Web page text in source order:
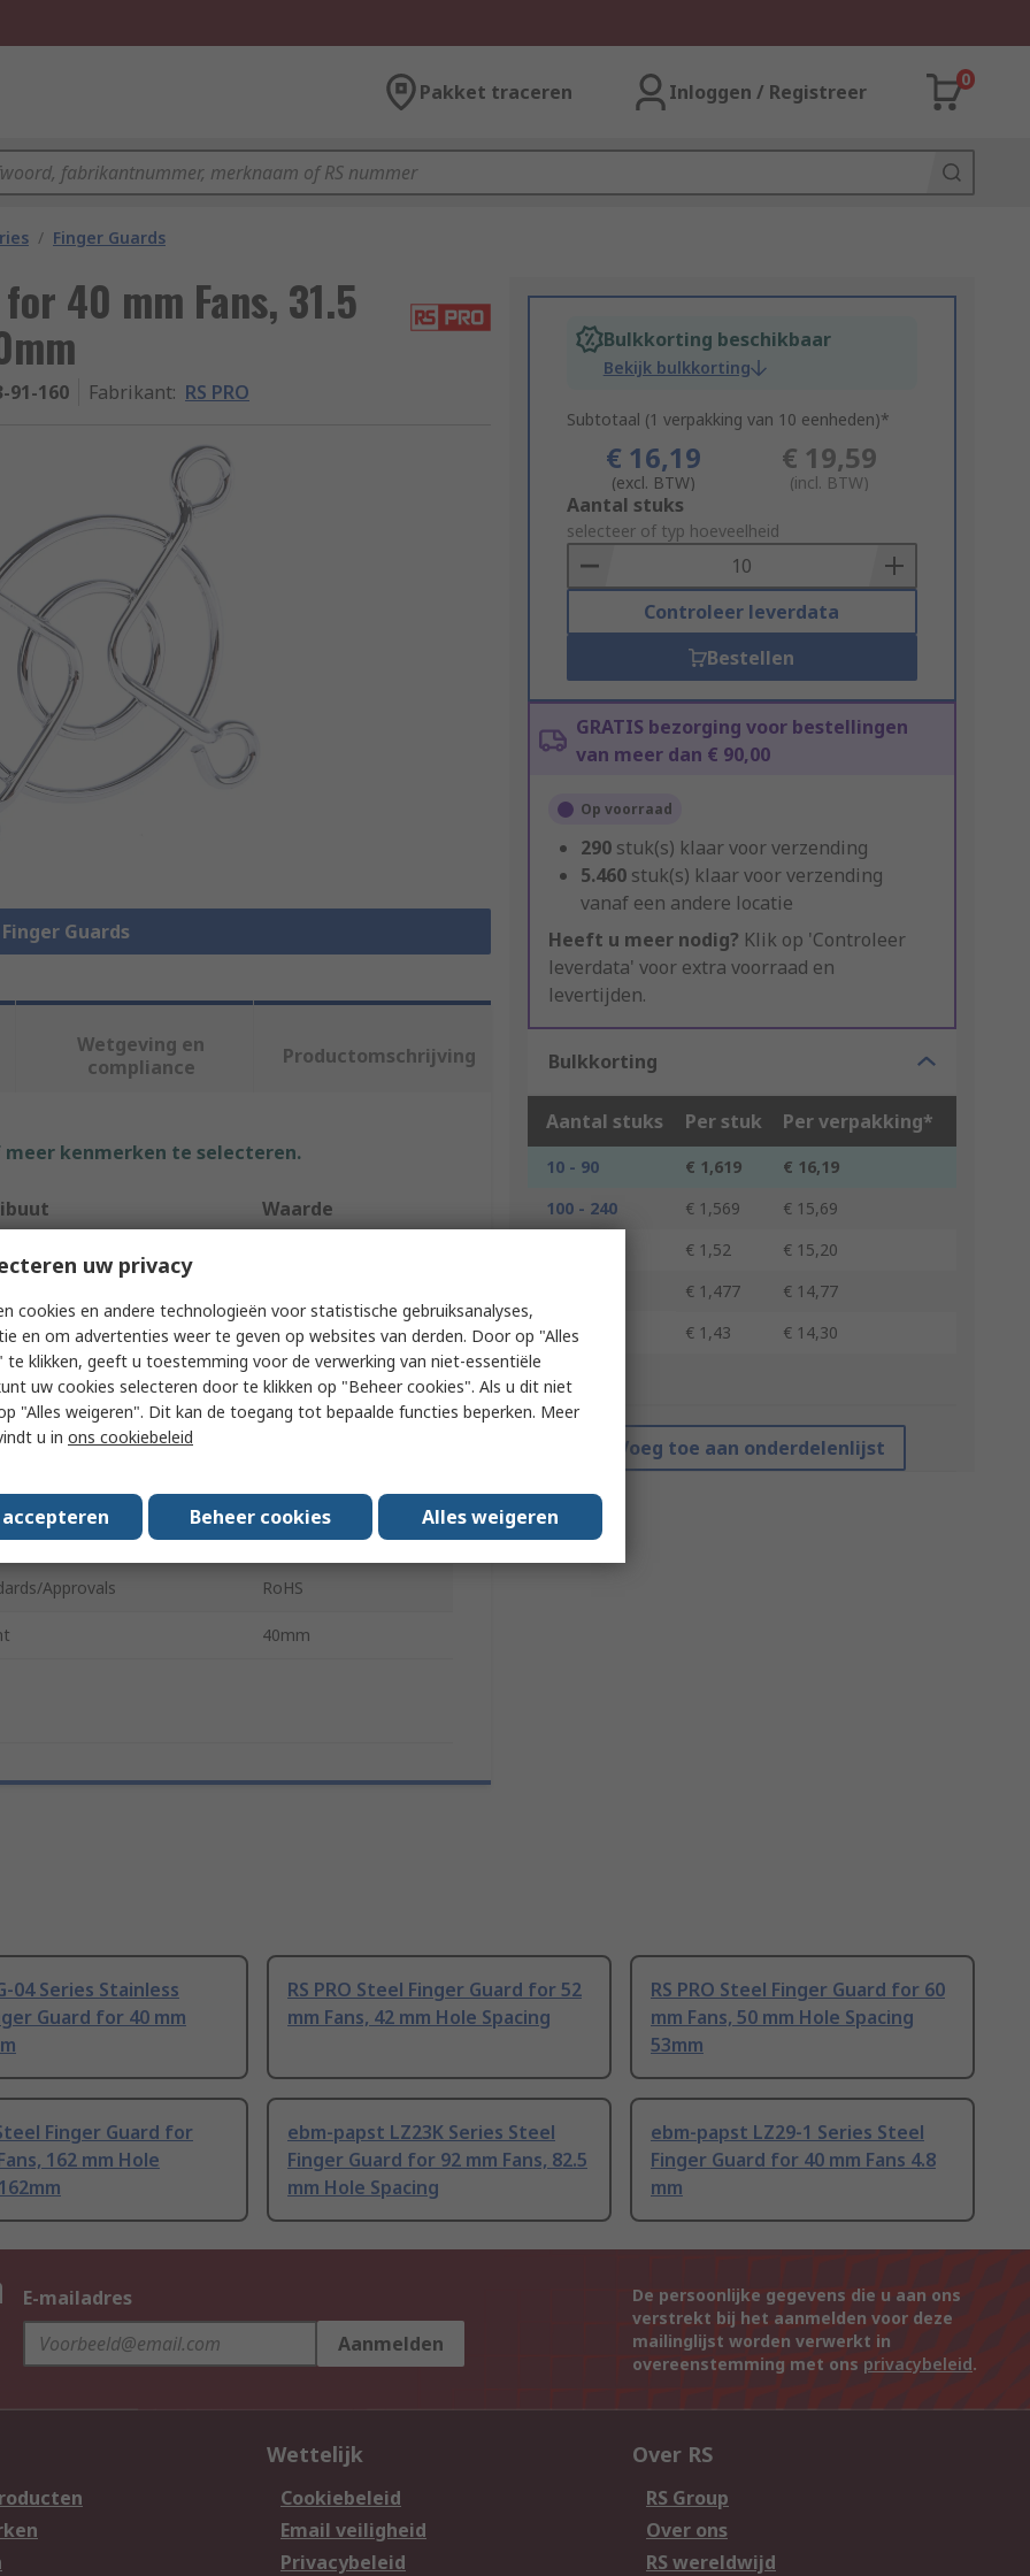
Pakket traceren Inloggen / Registreer
0
/ Finger Guards
40 mm Fans, 31.5
91-160 Fabrikant: RS PRO
Guards
Bulkkorting beschikbaar
Bekijk bulkkorting
Subtotaal (1 verpakking van 10 eenheden)*
€ 16,19
(excl. BTW)
€ 19,59
(incl. BTW)
Add
to
Basket
Aantal stuks
selecteer of typ hoeveelheid
Controleer leverdata
Bestellen
GRATIS bezorging voor bestellingen
van meer dan € 90,00
Op voorraad
290 stuk(s) klaar voor verzending
5.460 stuk(s) klaar voor verzending
vanaf een andere locatie
Heeft u meer nodig? Klik op 'Controleer
leverdata' voor extra voorraad en
levertijden.
Bulkkorting
Aantal stuks Per stuk Per verpakking*
10 - 90 € 1,619
€ 16,19
100 - 240
€ 1,569
€ 15,69
€ 1,52
€ 15,20
€ 1,477
€ 14,77
1000 +
€ 1,43 € 14,30
*prijsindicatie
Voeg toe aan onderdelenlijst
Wetgeving en
compliance
Productomschrijving
kenmerken te selecteren.
Waarde
40 mm
Type Finger Guard
Steel
Hole Spacing
Chrome
40mm
Approvals RoHS
40mm
04 Series Stainless
Guard for 40 mm
RS PRO Steel Finger Guard for 52
mm Fans, 42 mm Hole Spacing
RS PRO Steel Finger Guard for 60
mm Fans, 50 mm Hole Spacing
53mm
Finger Guard for
162 mm Hole
ebm-papst LZ23K Series Steel
Finger Guard for 92 mm Fans, 82.5
mm Hole Spacing
ebm-papst LZ29-1 Series Steel
Finger Guard for 40 mm Fans 4.8
mm
E-mailadres
Aanmelden
De persoonlijke gegevens die u aan ons
verstrekt bij het aanmelden voor deze
mailinglijst worden verwerkt in
overeenstemming met ons privacybeleid.
Wettelijk
Cookiebeleid
Email veiligheid
Privacybeleid
Over RS
RS Group
Over ons
RS wereldwijd
uw privacy
cookies en andere technologieën voor statistische gebruiksanalyses,
en om advertenties weer te geven op websites van derden. Door op "Alles
te klikken, geeft u toestemming voor de verwerking van niet-essentiële
uw cookies selecteren door te klikken op "Beheer cookies". Als u dit niet
"Alles weigeren". Dit kan de toegang tot bepaalde functies beperken. Meer
u in ons cookiebeleid
Beheer cookies Alles weigeren